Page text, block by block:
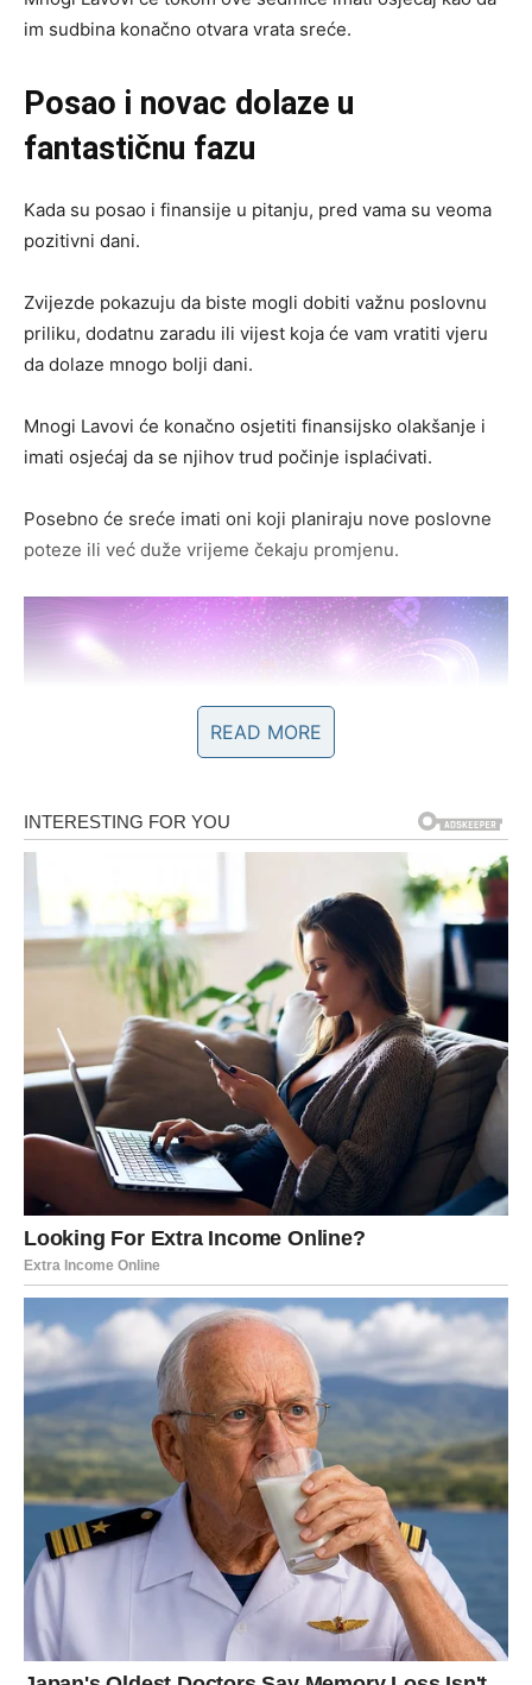
im sudbina konačno otvara vrata sreće.
Posao i novac dolaze u
fantastičnu fazu
Kada su posao i finansije u pitanju, pred vama su veoma
pozitivni dani.
Zvijezde pokazuju da biste mogli dobiti važnu poslovnu
priliku, dodatnu zaradu ili vijest koja će vam vratiti vjeru
da dolaze mnogo bolji dani.
Mnogi Lavovi će konačno osjetiti finansijsko olakšanje i
imati osjećaj da se njihov trud počinje isplaćivati.
Posebno će sreće imati oni koji planiraju nove poslovne
poteze ili već duže vrijeme čekaju promjenu.
Ljubav vam donosi emocije kakve
dugo niste osjetili
Na polju emocija očekuju vas veoma lijepi trenuci.
Ako ste dugo bili razočarani ili usamljeni, sada dolazi
period tokom kojeg biste mogli upoznati osobu koja će
vam potpuno promijeniti pogled na ljubav.
Jedna poruka, susret ili razgovor mogli bi vam donijeti
osmijeh kakav dugo niste imali.
Lavovi koji su u vezi konačno će osjetiti više pažnje,
nježnosti i razumijevanja od partnera. Problemi koji su
vas ranije opterećivali polako ostaju iza vas.
Osjećaćete se jače i srećnije nego
ikada prije
Najveća promjena koja vam dolazi jeste ona unutrašnja.
Tokom naredne sedmice osjećaćete mnogo više
energije, motivacije i samopouzdanja.
Konačno ćete imati osjećaj da možete ostvariti sve što
READ MORE